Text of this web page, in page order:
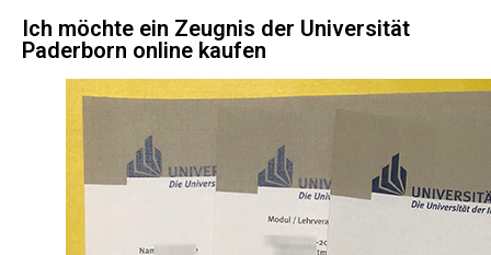
Ich möchte ein Zeugnis der Universität
Paderborn online kaufen